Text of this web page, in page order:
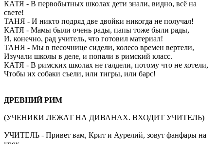
КАТЯ - В первобытных школах дети знали, видно, всё на
свете!
ТАНЯ - И никто подряд две двойки никогда не получал!
КАТЯ - Мамы были очень рады, папы тоже были рады,
И, конечно, рад учитель, что готовил материал!
ТАНЯ - Мы в песочнице сидели, колесо времен вертели,
Изучали школы в деле, и попали в римский класс.
КАТЯ - В римских школах не галдели, потому что не хотели,
Чтобы их собаки съели, или тигры, или барс!
ДРЕВНИЙ РИМ
(УЧЕНИКИ ЛЕЖАТ НА ДИВАНАХ. ВХОДИТ УЧИТЕЛЬ)
УЧИТЕЛЬ - Привет вам, Крит и Аурелий, зовут фанфары на